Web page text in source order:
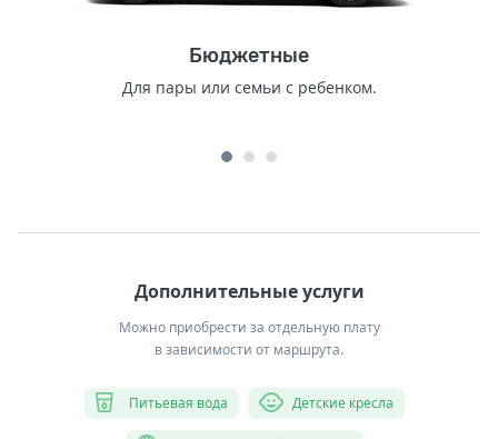
Бюджетные
Для пары или семьи с ребенком.
Дополнительные услуги
Можно приобрести за отдельную плату
в зависимости от маршрута.
Питьевая вода Детские кресла